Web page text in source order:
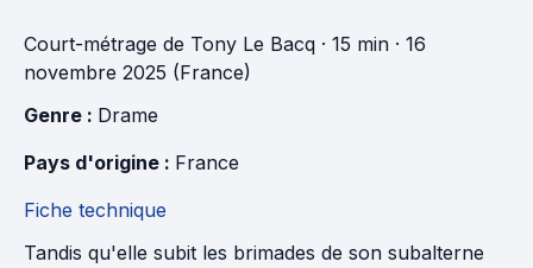
Court-métrage de Tony Le Bacq · 15 min · 16
novembre 2025 (France)
Genre : Drame
Pays d'origine : France
Fiche technique
Tandis qu'elle subit les brimades de son subalterne